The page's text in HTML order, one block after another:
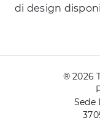
di design
® 2026
Sede